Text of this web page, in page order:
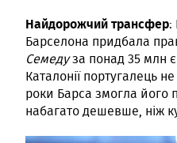
Найдорожчий трансфер:
Барселона придбала
Семедуза понад 35 млн
Каталонії португалець
роки Барса змогла його
набагато дешевше, ніж